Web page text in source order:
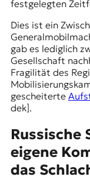
festgelegten
Dies ist ein
gab es lediglich
Gesellschaft
Fragilität des
gescheiterte
dek].
Russische
eigene
das